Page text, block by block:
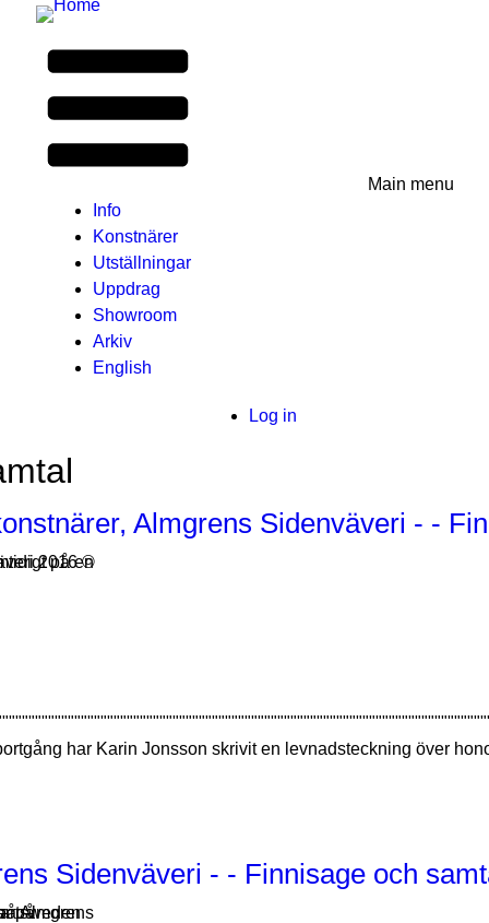
Main menu
Info
Konstnärer
Utställningar
Uppdrag
Showroom
Arkiv
English
UserLog in
Almgrens Sidenväveri - -
har Karin Jonsson skrivit en levnadsteckning över
Sidenväveri - - Finnisage och